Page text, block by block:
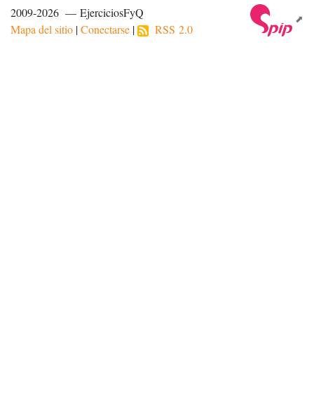
2009-2026 — EjerciciosFyQ
Mapa del sitio |Conectarse | RSS 2.0